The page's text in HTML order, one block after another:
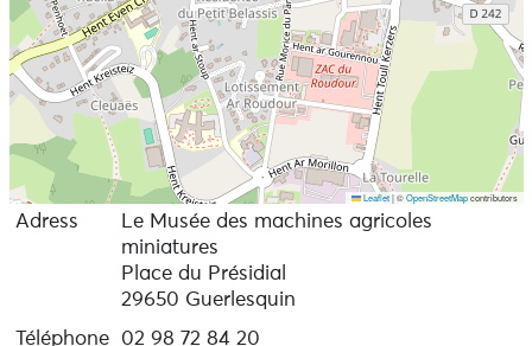
Leaflet |©OpenStreetMapcontributors
Adress
Le Musée des machines agricoles
miniatures
Place du Présidial
29650 Guerlesquin
Téléphone
02 98 72 84 20